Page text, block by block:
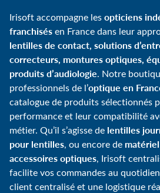
Irisoft accompagne lesopticiens
franchisésen France dans leur
lentilles de contact, solutions
correcteurs, montures optiques,
produits d’audiologie. Notre
professionnels de l’optique en
catalogue de produits sélectionnés
performance et leur compatibilité
métier. Qu’il s’agisse de lentilles
pour lentilles, ou encore de
accessoires optiques, Irisoft
facilite vos commandes au
client centralisé et une logistique